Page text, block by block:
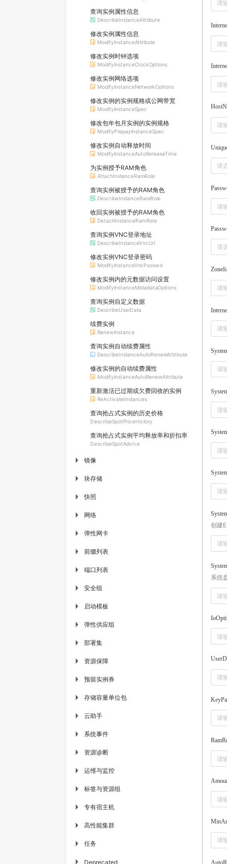
查询实例属性信息
DescribeInstanceAttribute
修改实例属性信息
ModifyInstanceAttribute
修改实例时钟选项
ModifyInstanceClockOptions
修改实例网络选项
ModifyInstanceNetworkOptions
修改实例的实例规格或公网带宽
ModifyInstanceSpec
修改包年包月实例的实例规格
ModifyPrepayInstanceSpec
修改实例自动释放时间
ModifyInstanceAutoReleaseTime
为实例授予RAM角色
AttachInstanceRamRole
查询实例被授予的RAM角色
DescribeInstanceRamRole
收回实例被授予的RAM角色
DetachInstanceRamRole
查询实例VNC登录地址
DescribeInstanceVncUrl
修改实例VNC登录密码
ModifyInstanceVncPasswd
修改实例内的元数据访问设置
ModifyInstanceMetadataOptions
查询实例自定义数据
DescribeUserData
续费实例
RenewInstance
查询实例自动续费属性
DescribeInstanceAutoRenewAttribute
修改实例的自动续费属性
ModifyInstanceAutoRenewAttribute
重新激活已过期或欠费回收的实例
ReActivateInstances
查询抢占式实例的历史价格
DescribeSpotPriceHistory
查询抢占式实例平均释放率和折扣率
DescribeSpotAdvice
▶ 镜像
▶ 块存储
▶ 快照
▶ 网络
▶ 弹性网卡
▶ 前缀列表
▶ 端口列表
▶ 安全组
▶ 启动模板
▶ 弹性供应组
▶ 部署集
▶ 资源保障
▶ 预留实例券
▶ 存储容量单位包
▶ 云助手
▶ 系统事件
▶ 资源诊断
▶ 运维与监控
▶ 标签与资源组
▶ 专有宿主机
▶ 高性能集群
▶ 任务
▶ Deprecated
请
请
创建
系统